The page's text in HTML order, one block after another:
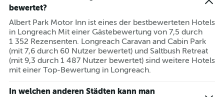
bewertet?
Albert Park Motor Inn ist eines der bestbewerteten Hotels
in Longreach Mit einer Gästebewertung von 7,5 durch
1 352 Rezensenten. Longreach Caravan and Cabin Park
(mit 7,6 durch 60 Nutzer bewertet) und Saltbush Retreat
(mit 9,3 durch 1 487 Nutzer bewertet) sind weitere Hotels
mit einer Top-Bewertung in Longreach.
In welchen anderen Städten kann man